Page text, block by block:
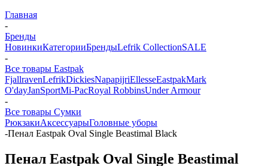
Главная
-
Бренды
НовинкиКатегорииБрендыLefrik CollectionSALE
-
Все товары Eastpak
FjallravenLefrikDickiesNapapijriEllesseEastpakMark
O'dayJanSportMi-PacRoyal RobbinsUnder Armour
-
Все товары Сумки
РюкзакиАксессуарыГоловные уборы
-Пенал Eastpak Oval Single Beastimal Black
Пенал Eastpak Oval Single Beastimal